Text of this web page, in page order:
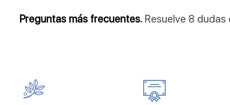
Preguntas más frecuentes. Resuelve 8 dudas